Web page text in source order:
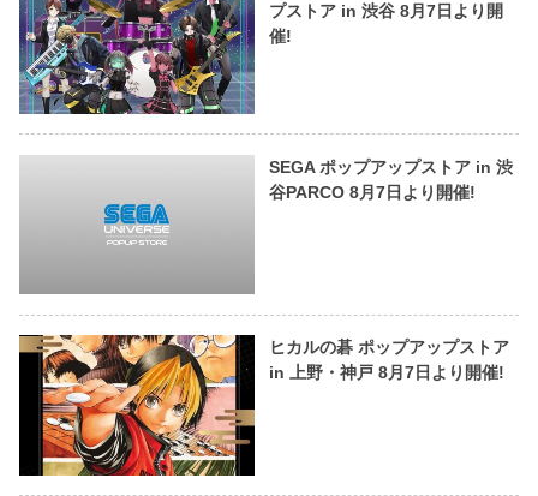
プストア in 渋谷 8月7日より開
催!
SEGA ポップアップストア in 渋
谷PARCO 8月7日より開催!
ヒカルの碁 ポップアップストア
in 上野・神戸 8月7日より開催!